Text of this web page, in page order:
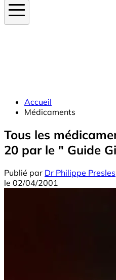
Accueil
Médicaments
Tous les
20 par le " Guide
Publié par Dr Philippe Presles
le 02/04/2001